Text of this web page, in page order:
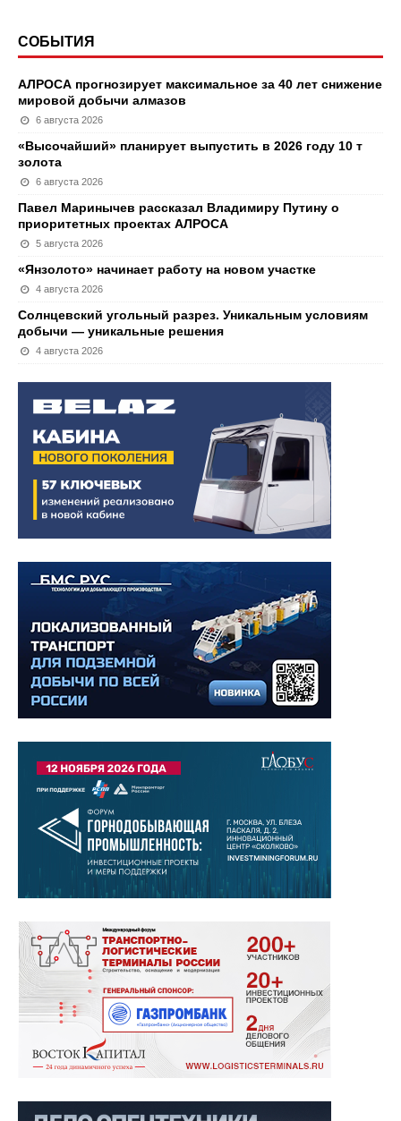
СОБЫТИЯ
АЛРОСА прогнозирует максимальное за 40 лет снижение
мировой добычи алмазов
6 августа 2026
«Высочайший» планирует выпустить в 2026 году 10 т
золота
6 августа 2026
Павел Маринычев рассказал Владимиру Путину о
приоритетных проектах АЛРОСА
5 августа 2026
«Янзолото» начинает работу на новом участке
4 августа 2026
Солнцевский угольный разрез. Уникальным условиям
добычи — уникальные решения
4 августа 2026